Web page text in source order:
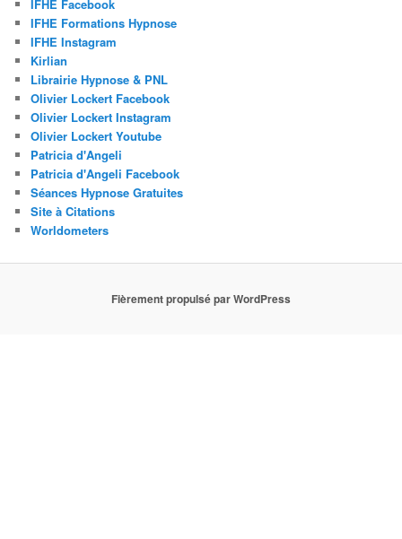
IFHE Facebook
IFHE Formations Hypnose
IFHE Instagram
Kirlian
Librairie Hypnose & PNL
Olivier Lockert Facebook
Olivier Lockert Instagram
Olivier Lockert Youtube
Patricia d'Angeli
Patricia d'Angeli Facebook
Séances Hypnose Gratuites
Site à Citations
Worldometers
Fièrement propulsé par WordPress